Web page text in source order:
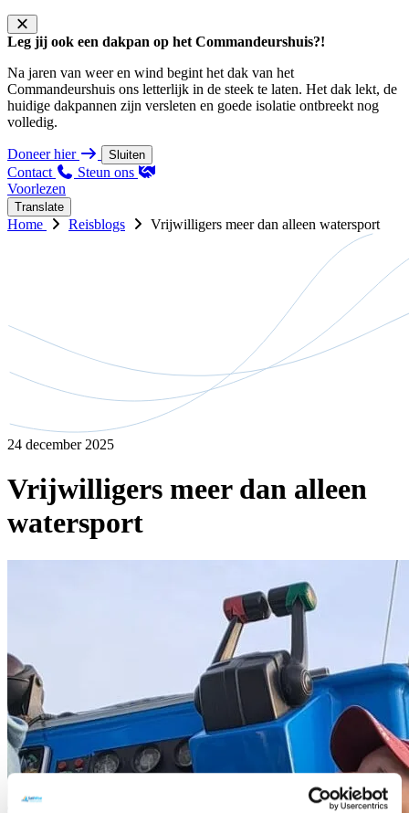
Leg jij ook een dakpan op het Commandeurshuis?!
Na jaren van weer en wind begint het dak van het
Commandeurshuis ons letterlijk in de steek te laten. Het dak lekt, de
huidige dakpannen zijn versleten en goede isolatie ontbreekt nog
volledig.
Doneer hier Sluiten
Contact
Steun ons
Voorlezen
Translate
Home Reisblogs Vrijwilligers meer dan alleen watersport
24 december 2025
Vrijwilligers meer dan alleen
watersport